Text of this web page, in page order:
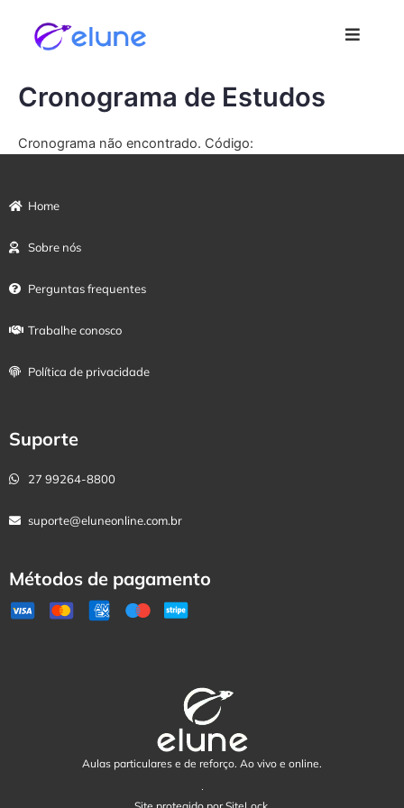
conteúdo
Cronograma de Estudos
Cronograma não encontrado. Código:
Home
Sobre nós
Perguntas frequentes
Trabalhe conosco
Política de privacidade
Suporte
27 99264-8800
suporte@eluneonline.com.br
Métodos de pagamento
Aulas particulares e de reforço. Ao vivo e online.